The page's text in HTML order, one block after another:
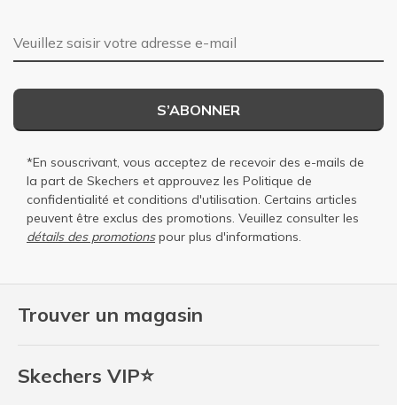
Trouver un magasin
Skechers VIP⭐
Adresse e-mail
S’ABONNER
*En souscrivant, vous acceptez de recevoir des e-mails de
la part de Skechers et approuvez les Politique de
confidentialité et conditions d'utilisation. Certains articles
peuvent être exclus des promotions. Veuillez consulter les
détails des promotionspour plus d'informations.